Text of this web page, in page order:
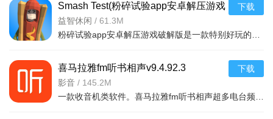
Smash Test(粉碎试验app安卓解压游戏
破解版)v1.2
益智休闲 / 61.3M
下载
喜马拉雅fm听书相声v9.4.92.3
影音 / 145.2M
下载